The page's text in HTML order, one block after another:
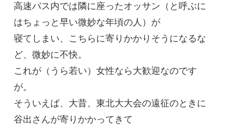
高速バス内では隣に座ったオッサン（と呼ぶに
はちょっと早い微妙な年頃の人）が
寝てしまい、こちらに寄りかかりそうになるな
ど、微妙に不快。
これが（うら若い）女性なら大歓迎なのです
が。
そういえば、大昔、東北大大会の遠征のときに
谷出さんが寄りかかってきて